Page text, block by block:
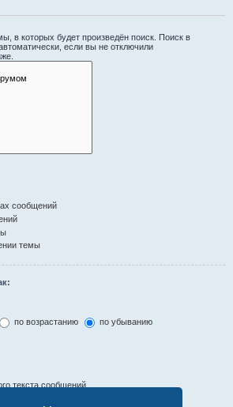
в которых будет произведён поиск. Поиск в
если вы не отключили
сообщений
темы
по возрастанию
по убыванию
текста сообщений.